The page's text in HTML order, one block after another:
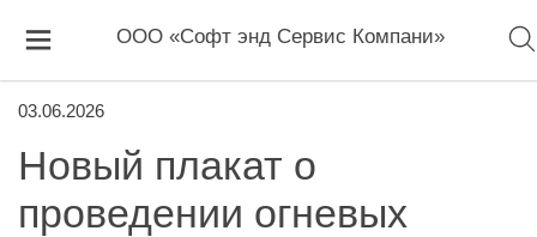
ООО «Софт энд Сервис Компани»
03.06.2026
Новый плакат о
проведении огневых